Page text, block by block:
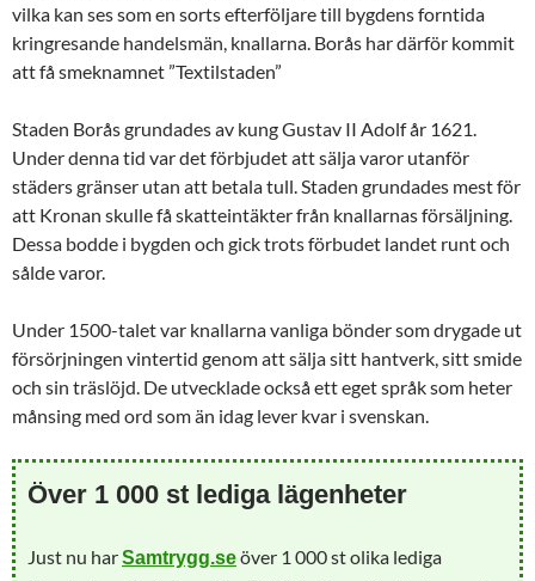
vilka kan ses som en sorts efterföljare till bygdens forntida
kringresande handelsmän, knallarna. Borås har därför kommit
att få smeknamnet ”Textilstaden”
Staden Borås grundades av kung Gustav II Adolf år 1621.
Under denna tid var det förbjudet att sälja varor utanför
städers gränser utan att betala tull. Staden grundades mest för
att Kronan skulle få skatteintäkter från knallarnas försäljning.
Dessa bodde i bygden och gick trots förbudet landet runt och
sålde varor.
Under 1500-talet var knallarna vanliga bönder som drygade ut
försörjningen vintertid genom att sälja sitt hantverk, sitt smide
och sin träslöjd. De utvecklade också ett eget språk som heter
månsing med ord som än idag lever kvar i svenskan.
Över 1 000 st lediga lägenheter
Just nu harSamtrygg.seöver 1 000 st olika lediga